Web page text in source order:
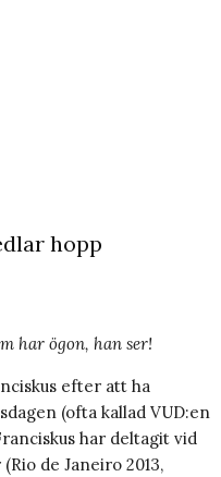
hopp
har ögon, han ser!
efter att ha
(ofta kallad VUD:en
har deltagit vid
de Janeiro 2013,